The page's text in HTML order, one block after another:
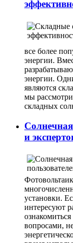
все более
энергии.
энергии.
являются
мы
складных
и
установки.
интересуют
вопросами,